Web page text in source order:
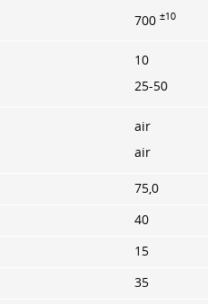
700 ±10
10
25-50
air
air
75,0
40
15
35